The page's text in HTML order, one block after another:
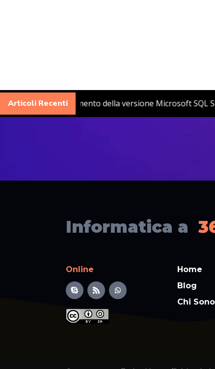
Articoli Recenti
Server Aggiornamento della versione
Informatica a
Online
Home
Blog
Chi Sono